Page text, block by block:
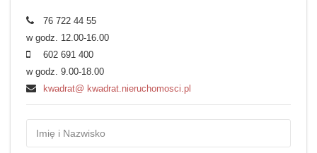
76 722 44 55
w godz. 12.00-16.00
602 691 400
w godz. 9.00-18.00
kwadrat@ kwadrat.nieruchomosci.pl